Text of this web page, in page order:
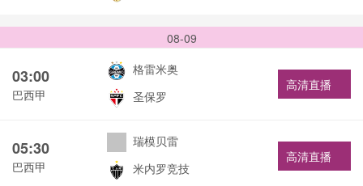
08-09
03:00
巴西甲
格雷米奥
圣保罗
高清直播
05:30
巴西甲
瑞模贝雷
米内罗竞技
高清直播